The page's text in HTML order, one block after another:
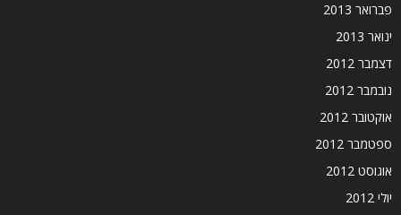
פברואר 2013
ינואר 2013
דצמבר 2012
נובמבר 2012
אוקטובר 2012
ספטמבר 2012
אוגוסט 2012
יולי 2012